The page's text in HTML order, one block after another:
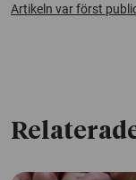
Artikeln var först